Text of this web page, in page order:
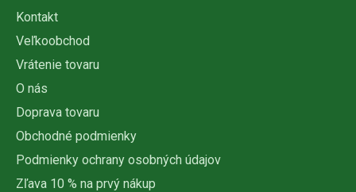
Kontakt
Veľkoobchod
Vrátenie tovaru
O nás
Doprava tovaru
Obchodné podmienky
Podmienky ochrany osobných údajov
Zľava 10 % na prvý nákup